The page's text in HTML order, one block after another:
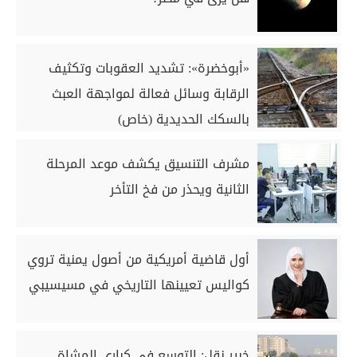
«أبوخضرة»: تشديد العقوبات وتكثيف
الرقابة وسائل فعالة لمواجهة العبث
بالسكك الحديدية (خاص)
مشرف التنسيق يكشف موعد المرحلة
الثانية ويحذر من فخ التأخر
أول قاضية أمريكية من أصول يمنية تروي
كواليس تعيينها التاريخي في مسيسيبي